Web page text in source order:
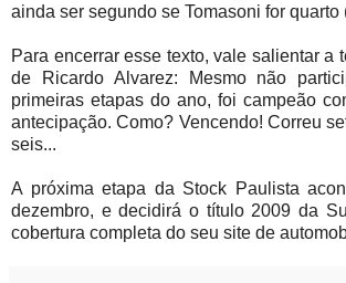
ainda ser segundo se Tomasoni for quarto
Para encerrar esse texto, vale salientar a
de Ricardo Alvarez: Mesmo não
primeiras etapas do ano, foi campeão
antecipação. Como? Vencendo! Correu
seis...
A próxima etapa da Stock Paulista
dezembro, e decidirá o título 2009 da
cobertura completa do seu site de